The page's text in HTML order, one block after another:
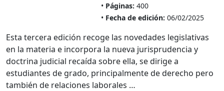
Páginas: 400
Fecha de edición: 06/02/2025
Esta tercera edición recoge las novedades legislativas
en la materia e incorpora la nueva jurisprudencia y
doctrina judicial recaída sobre ella, se dirige a
estudiantes de grado, principalmente de derecho pero
también de relaciones laborales …